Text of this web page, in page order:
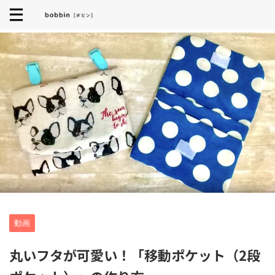
動画
丸いフタが可愛い！「移動ポケット（2段